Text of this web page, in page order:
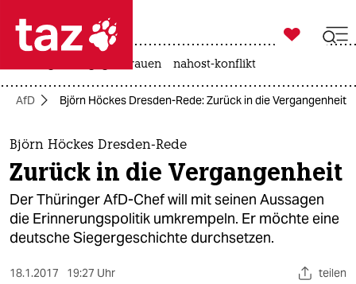
 taz zahl ich
taz zahl ich
themen
politik
öko
gesellschaft

taz zahl ich
gewalt gegen frauen nahost-konflikt
AfD Björn Höckes Dresden-Rede: Zurück in die Vergangenheit
Björn Höckes Dresden-Rede
Zurück in die Vergangenheit
Der Thüringer AfD-Chef will mit seinen Aussagen
die Erinnerungspolitik umkrempeln. Er möchte eine
deutsche Siegergeschichte durchsetzen.
18.1.2017 19:27 Uhr teilen